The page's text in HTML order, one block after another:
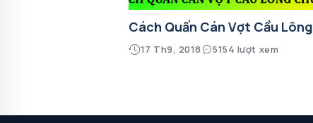
Cách Quấn Cán Vợt Cầu Lông
17 Th9, 2018 5154 lượt xem